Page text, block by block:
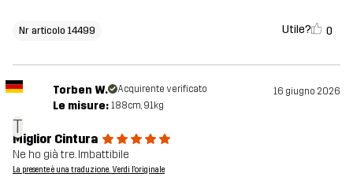
Nr articolo 14499 Utile? 0
T
Torben W. Acquirente verificato 16 giugno 2026
Le misure: 188cm, 91kg
Miglior Cintura
Ne ho già tre. Imbattibile
La presente è una traduzione. Verdi l'originale